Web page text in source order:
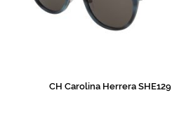
CH Carolina Herrera SHE129